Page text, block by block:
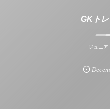
GKト
ジュニア